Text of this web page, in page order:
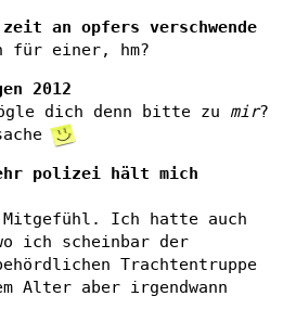
an opfers verschwende
für einer, hm?
2012
dich denn bitte zu mir?
polizei hält mich
Ich hatte auch
ich scheinbar der
Trachtentruppe
Alter aber irgendwann